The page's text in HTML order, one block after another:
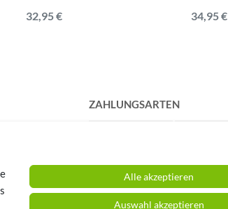
32,95 € 34,95 €
ZAHLUNGSARTEN
Alle akzeptieren
Auswahl akzeptieren